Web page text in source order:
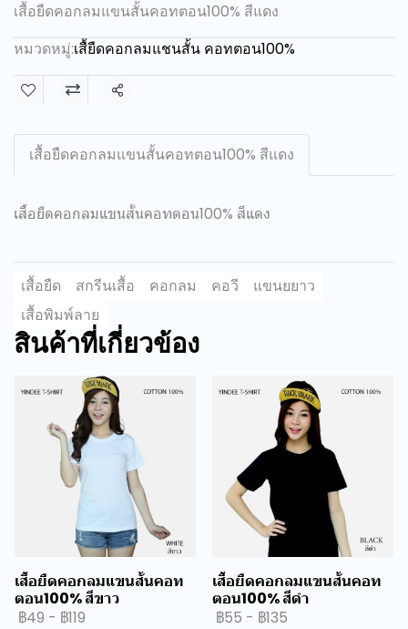
เสื้อยืดคอกลมแขนสั้นคอทตอน100% สีแดง
หมวดหมู่:เสื้ยืดคอกลมแชนสั้น คอทตอน100%
แชร์
เสื้อยืดคอกลมแขนสั้นคอทตอน100% สีแดง
เสื้อยืดคอกลมแขนสั้นคอทตอน100% สีแดง
เสื้อยืด สกรีนเสื้อ คอกลม คอวี
แขนยยาว
เสื้อพิมพ์ลาย
สินค้าที่เกี่ยวข้อง
เสื้อยืดคอกลมแขนสั้นคอท
ตอน100% สีขาว
฿49 - ฿119
เสื้อยืดคอกลมแขนสั้นคอท
ตอน100% สีดำ
฿55 - ฿135